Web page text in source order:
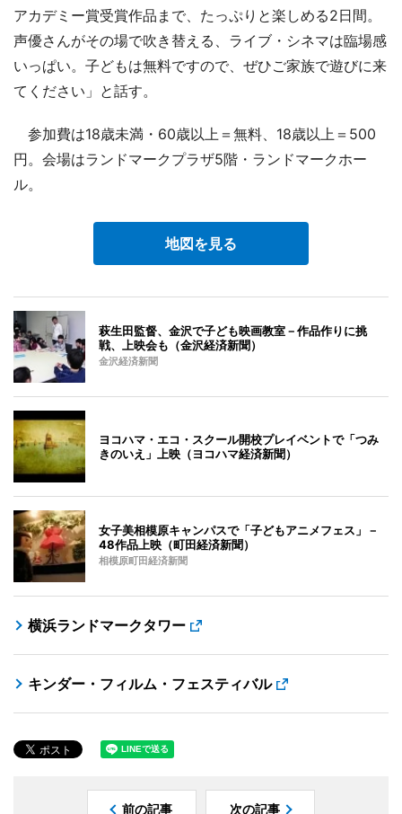
アカデミー賞受賞作品まで、たっぷりと楽しめる2日間。
声優さんがその場で吹き替える、ライブ・シネマは臨場感
いっぱい。子どもは無料ですので、ぜひご家族で遊びに来
てください」と話す。
参加費は18歳未満・60歳以上＝無料、18歳以上＝500
円。会場はランドマークプラザ5階・ランドマークホー
ル。
地図を見る
萩生田監督、金沢で子ども映画教室－作品作りに挑
戦、上映会も（金沢経済新聞）
金沢経済新聞
ヨコハマ・エコ・スクール開校プレイベントで「つみ
きのいえ」上映（ヨコハマ経済新聞）
女子美相模原キャンパスで「子どもアニメフェス」－
48作品上映（町田経済新聞）
相模原町田経済新聞
横浜ランドマークタワー
キンダー・フィルム・フェスティバル
前の記事 次の記事